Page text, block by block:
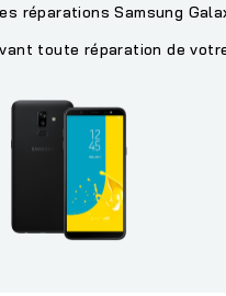
réparations Samsung
toute réparation de